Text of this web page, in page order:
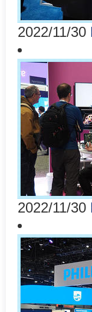
2022/11/30
2022/11/30